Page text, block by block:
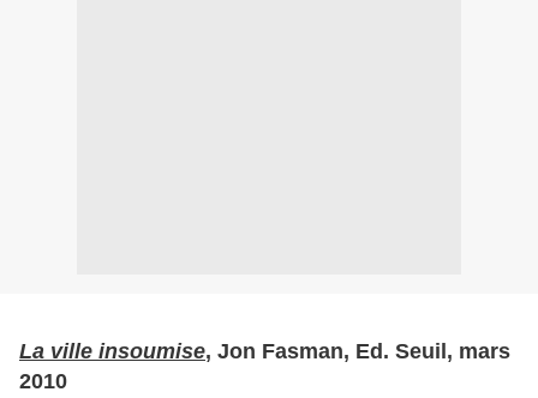
La ville insoumise, Jon Fasman, Ed. Seuil, mars
2010